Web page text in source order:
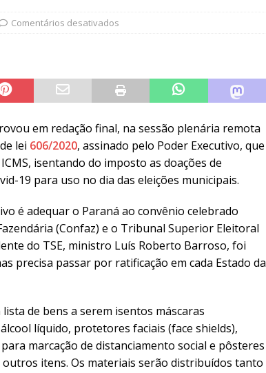
Comentários desativados
em redação final, na sessão plenária remota
lei 606/2020, assinado pelo Poder Executivo, que
isentando do imposto as doações de
19 para uso no dia das eleições municipais.
é adequar o Paraná ao convênio celebrado
(Confaz) e o Tribunal Superior Eleitoral
do TSE, ministro Luís Roberto Barroso, foi
precisa passar por ratificação em cada Estado da
de bens a serem isentos máscaras
líquido, protetores faciais (face shields),
marcação de distanciamento social e pôsteres
itens. Os materiais serão distribuídos tanto